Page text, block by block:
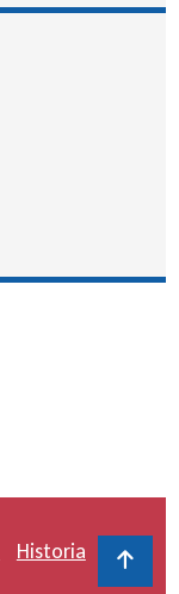
Historia
Do